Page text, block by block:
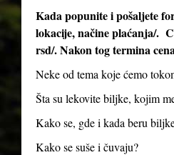
Kada popunite i pošaljete
lokacije, načine plaćanja/.
rsd/. Nakon tog termina
Neke od tema koje ćemo
Šta su lekovite biljke, kojim
Kako se, gde i kada beru
Kako se suše i čuvaju?